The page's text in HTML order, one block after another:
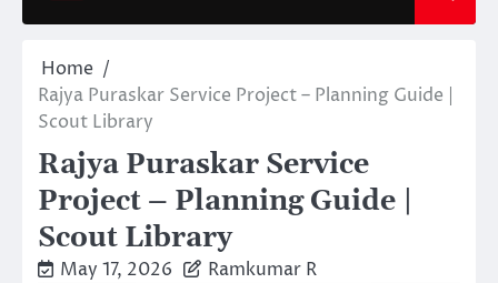
Home
Rajya Puraskar Service Project – Planning Guide |
Scout Library
Rajya Puraskar Service
Project – Planning Guide |
Scout Library
May 17, 2026 Ramkumar R